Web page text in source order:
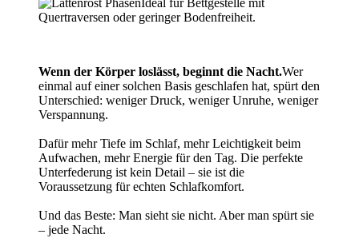
Quertraversen oder geringer Bodenfreiheit.
Wenn der Körper loslässt, beginnt die Nacht.Wer
einmal auf einer solchen Basis geschlafen hat, spürt den
Unterschied: weniger Druck, weniger Unruhe, weniger
Verspannung.
Dafür mehr Tiefe im Schlaf, mehr Leichtigkeit beim
Aufwachen, mehr Energie für den Tag. Die perfekte
Unterfederung ist kein Detail – sie ist die
Voraussetzung für echten Schlafkomfort.
Und das Beste: Man sieht sie nicht. Aber man spürt sie
– jede Nacht.